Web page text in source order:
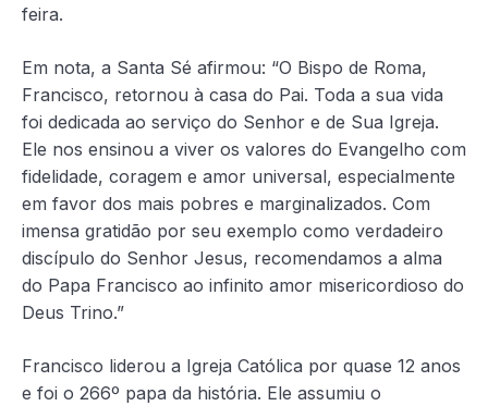
feira.
Em nota, a Santa Sé afirmou: “O Bispo de Roma,
Francisco, retornou à casa do Pai. Toda a sua vida
foi dedicada ao serviço do Senhor e de Sua Igreja.
Ele nos ensinou a viver os valores do Evangelho com
fidelidade, coragem e amor universal, especialmente
em favor dos mais pobres e marginalizados. Com
imensa gratidão por seu exemplo como verdadeiro
discípulo do Senhor Jesus, recomendamos a alma
do Papa Francisco ao infinito amor misericordioso do
Deus Trino.”
Francisco liderou a Igreja Católica por quase 12 anos
e foi o 266º papa da história. Ele assumiu o